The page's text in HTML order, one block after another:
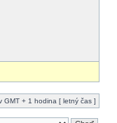
GMT + 1 hodina [ letný čas ]